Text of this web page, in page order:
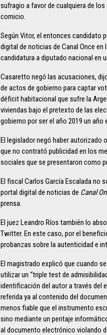
sufragio a favor de cualquiera de
comicio.
Según Vitor, el entonces candidato
digital de noticias de Canal Once
candidatura a diputado nacional en
Casaretto negó las acusaciones,
de actos de gobierno para captar
déficit habitacional que sufre la
viviendas bajo el pretexto de las
gobierno por ser el año 2019 un año
El legislador negó haber autorizado
que no contrató publicidad en los
sociales que se presentaron como
El fiscal Carlos García Escalada no
portal digital de noticias de Canal
prensa.
El juez Leandro Ríos también lo
Twitter. En este caso, por el
probanzas sobre la autenticidad e
El magistrado explicó que cuando
utilizar un “triple test de
identificación del autor a través del
referida ya al contenido del
menos fiable que el instrumento
sino mediante un peritaje
al documento electrónico violando